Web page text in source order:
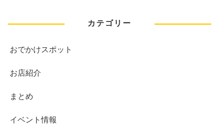
カテゴリー
おでかけスポット
お店紹介
まとめ
イベント情報